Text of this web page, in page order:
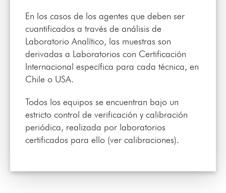
En los casos de los agentes que deben ser
cuantificados a través de análisis de
Laboratorio Analítico, las muestras son
derivadas a Laboratorios con Certificación
Internacional específica para cada técnica, en
Chile o USA.
Todos los equipos se encuentran bajo un
estricto control de verificación y calibración
periódica, realizada por laboratorios
certificados para ello (ver calibraciones).